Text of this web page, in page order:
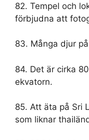
82. Tempel och
förbjudna att
83. Många djur
84. Det är cirka
ekvatorn.
85. Att äta på Sri
som liknar